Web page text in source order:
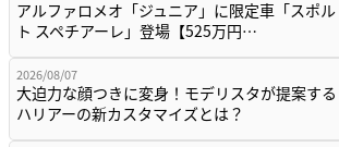
アルファロメオ「ジュニア」に限定車「スポル
ト スペチアーレ」登場【525万円…
2026/08/07
大迫力な顔つきに変身！モデリスタが提案する
ハリアーの新カスタマイズとは？